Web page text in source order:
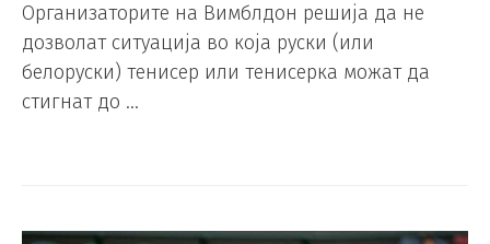
Организаторите на Вимблдон решија да не
дозволат ситуација во која руски (или
белоруски) тенисер или тенисерка можат да
стигнат до …